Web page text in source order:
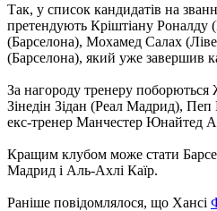
Так, у список кандидатів на
претендують Кріштіану Роналду
(Барселона), Мохамед Салах
(Барселона), який уже завершив
За нагороду тренеру
Зінедін Зідан (Реал Мадрид), Пеп
екс-тренер Манчестер Юнайтед
Кращим клубом може стати
Мадрид і Аль-Ахлі Каїр.
Раніше повідомлялося, що Хансі